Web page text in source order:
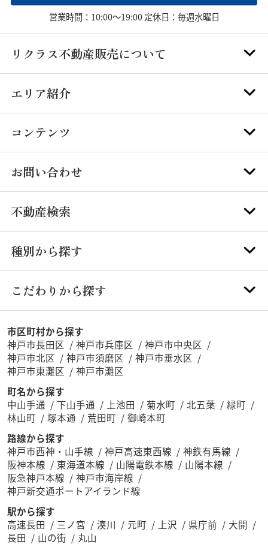
営業時間：10:00～19:00 定休日：毎週水曜日
リクラス不動産販売について
エリア紹介
コンテンツ
お問い合わせ
不動産検索
種別から探す
こだわりから探す
市区町村から探す
神戸市長田区
神戸市兵庫区
神戸市中央区
神戸市北区
神戸市須磨区
神戸市垂水区
神戸市東灘区
神戸市灘区
町名から探す
中山手通
下山手通 上池田 菊水町 北五葉
緑町
林山町
塚本通 荒田町
御崎本町
路線から探す
神戸市西神・山手線
神戸高速東西線
神鉄有馬線
阪神本線
東海道本線 山陽電鉄本線
山陽本線
阪急神戸本線
神戸市海岸線
神戸新交通ポートアイランド線
駅から探す
高速長田
三ノ宮 湊川 元町 上沢 県庁前
大開
長田
山の街 丸山